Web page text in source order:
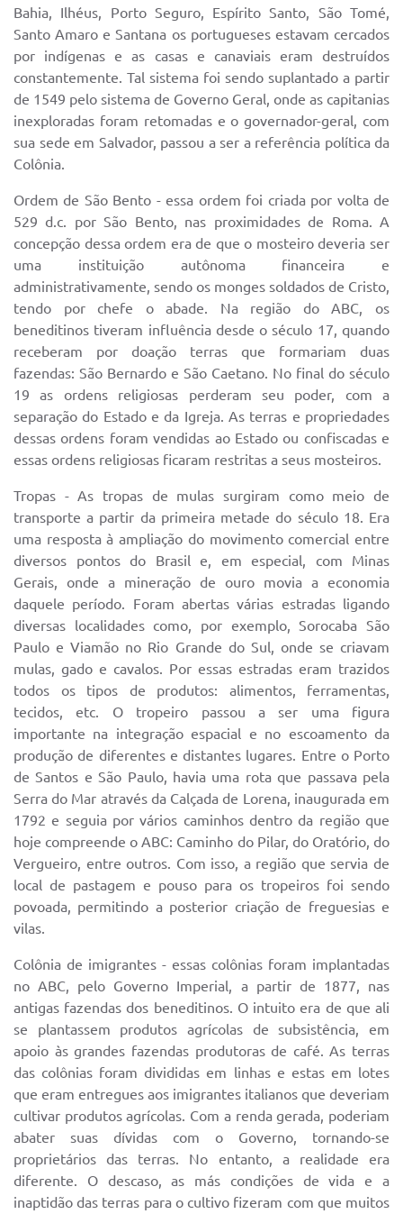
Bahia, Ilhéus, Porto Seguro, Espírito Santo, São Tomé,
Santo Amaro e Santana os portugueses estavam cercados
por indígenas e as casas e canaviais eram destruídos
constantemente. Tal sistema foi sendo suplantado a partir
de 1549 pelo sistema de Governo Geral, onde as capitanias
inexploradas foram retomadas e o governador-geral, com
sua sede em Salvador, passou a ser a referência política da
Colônia.
Ordem de São Bento - essa ordem foi criada por volta de
529 d.c. por São Bento, nas proximidades de Roma. A
concepção dessa ordem era de que o mosteiro deveria ser
uma instituição autônoma financeira e
administrativamente, sendo os monges soldados de Cristo,
tendo por chefe o abade. Na região do ABC, os
beneditinos tiveram influência desde o século 17, quando
receberam por doação terras que formariam duas
fazendas: São Bernardo e São Caetano. No final do século
19 as ordens religiosas perderam seu poder, com a
separação do Estado e da Igreja. As terras e propriedades
dessas ordens foram vendidas ao Estado ou confiscadas e
essas ordens religiosas ficaram restritas a seus mosteiros.
Tropas - As tropas de mulas surgiram como meio de
transporte a partir da primeira metade do século 18. Era
uma resposta à ampliação do movimento comercial entre
diversos pontos do Brasil e, em especial, com Minas
Gerais, onde a mineração de ouro movia a economia
daquele período. Foram abertas várias estradas ligando
diversas localidades como, por exemplo, Sorocaba São
Paulo e Viamão no Rio Grande do Sul, onde se criavam
mulas, gado e cavalos. Por essas estradas eram trazidos
todos os tipos de produtos: alimentos, ferramentas,
tecidos, etc. O tropeiro passou a ser uma figura
importante na integração espacial e no escoamento da
produção de diferentes e distantes lugares. Entre o Porto
de Santos e São Paulo, havia uma rota que passava pela
Serra do Mar através da Calçada de Lorena, inaugurada em
1792 e seguia por vários caminhos dentro da região que
hoje compreende o ABC: Caminho do Pilar, do Oratório, do
Vergueiro, entre outros. Com isso, a região que servia de
local de pastagem e pouso para os tropeiros foi sendo
povoada, permitindo a posterior criação de freguesias e
vilas.
Colônia de imigrantes - essas colônias foram implantadas
no ABC, pelo Governo Imperial, a partir de 1877, nas
antigas fazendas dos beneditinos. O intuito era de que ali
se plantassem produtos agrícolas de subsistência, em
apoio às grandes fazendas produtoras de café. As terras
das colônias foram divididas em linhas e estas em lotes
que eram entregues aos imigrantes italianos que deveriam
cultivar produtos agrícolas. Com a renda gerada, poderiam
abater suas dívidas com o Governo, tornando-se
proprietários das terras. No entanto, a realidade era
diferente. O descaso, as más condições de vida e a
inaptidão das terras para o cultivo fizeram com que muitos